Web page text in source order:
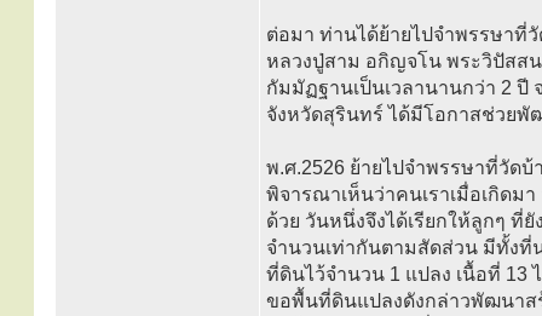
ต่อมา ท่านได้ย้ายไปจำพรรษาที่
หลวงปู่สาม อกิญจโน พระวิปัสส
กัมมัฏฐานเป็นเวลานานกว่า 2
จังหวัดสุรินทร์ ได้มีโอกาสช่วยพั
พ.ศ.2526 ย้ายไปจำพรรษาที่วัด
พิจารณาเห็นว่าคนเราเมื่อเกิด
ด้วย วันหนึ่งจึงได้เรียกให้ลูกๆ
จำนวนเท่ากันตามสัดส่วน มีทั้ง
ที่ดินไว้จำนวน 1 แปลง เนื้อที่ 13
ขอพื้นที่ดินแปลงดังกล่าวพัฒนาส